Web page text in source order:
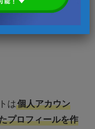
リットを理解し
は個人アカウン
プロフィールを作